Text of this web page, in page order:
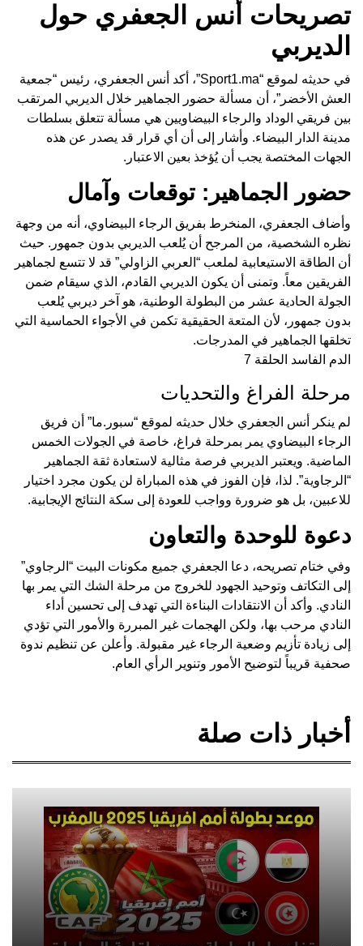
تصريحات أنس الجعفري حول
الديربي
في حديثه لموقع “Sport1.ma”، أكد أنس الجعفري، رئيس “جمعية
العش الأخضر”، أن مسألة حضور الجماهير خلال الديربي المرتقب
بين فريقي الوداد والرجاء البيضاويين هي مسألة تتعلق بسلطات
مدينة الدار البيضاء. وأشار إلى أن أي قرار قد يصدر عن هذه
الجهات المختصة يجب أن يُؤخذ بعين الاعتبار.
حضور الجماهير: توقعات وآمال
وأضاف الجعفري، المنخرط بفريق الرجاء البيضاوي، أنه من وجهة
نظره الشخصية، من المرجح أن يُلعب الديربي بدون جمهور. حيث
أن الطاقة الاستيعابية لملعب “العربي الزاولي” قد لا تتسع لجماهير
الفريقين معاً. وتمنى أن يكون الديربي القادم، الذي سيقام ضمن
الجولة الحادية عشر من البطولة الوطنية، هو آخر ديربي يُلعب
بدون جمهور، لأن المتعة الحقيقية تكمن في الأجواء الحماسية التي
تخلقها الجماهير في المدرجات.
الدم الفاسد الحلقة 7
مرحلة الفراغ والتحديات
لم ينكر أنس الجعفري خلال حديثه لموقع “سبور.ما” أن فريق
الرجاء البيضاوي يمر بمرحلة فراغ، خاصة في الجولات الخمس
الماضية. ويعتبر الديربي فرصة مثالية لاستعادة ثقة الجماهير
“الرجاوية”. لذا، فإن الفوز في هذه المباراة لن يكون مجرد اختيار
للاعبين، بل هو ضرورة وواجب للعودة إلى سكة النتائج الإيجابية.
دعوة للوحدة والتعاون
وفي ختام تصريحه، دعا الجعفري جميع مكونات البيت “الرجاوي”
إلى التكاتف وتوحيد الجهود للخروج من مرحلة الشك التي يمر بها
النادي. وأكد أن الانتقادات البناءة التي تهدف إلى تحسين أداء
النادي مرحب بها، ولكن الهجمات غير المبررة والأمور التي تؤدي
إلى زيادة تأزيم وضعية الرجاء غير مقبولة. وأعلن عن تنظيم ندوة
صحفية قريباً لتوضيح الأمور وتنوير الرأي العام.
أخبار ذات صلة